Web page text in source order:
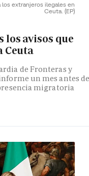
extranjeros ilegales en
Ceuta. (EP)
los avisos que
Ceuta
de Fronteras y
un mes antes
migratoria